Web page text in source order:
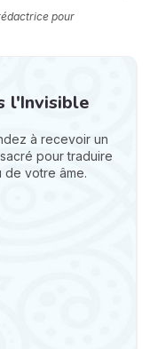
pour
l'Invisible
à recevoir un
pour traduire
de votre âme.